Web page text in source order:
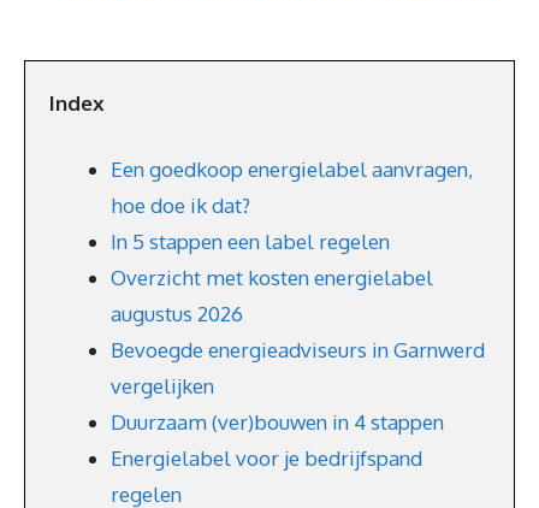
Index
Een goedkoop energielabel aanvragen,
hoe doe ik dat?
In 5 stappen een label regelen
Overzicht met kosten energielabel
augustus 2026
Bevoegde energieadviseurs in Garnwerd
vergelijken
Duurzaam (ver)bouwen in 4 stappen
Energielabel voor je bedrijfspand
regelen